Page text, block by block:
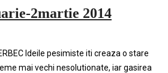
2martie 2014
Ideile pesimiste iti creaza o stare
mai vechi nesolutionate, iar gasirea